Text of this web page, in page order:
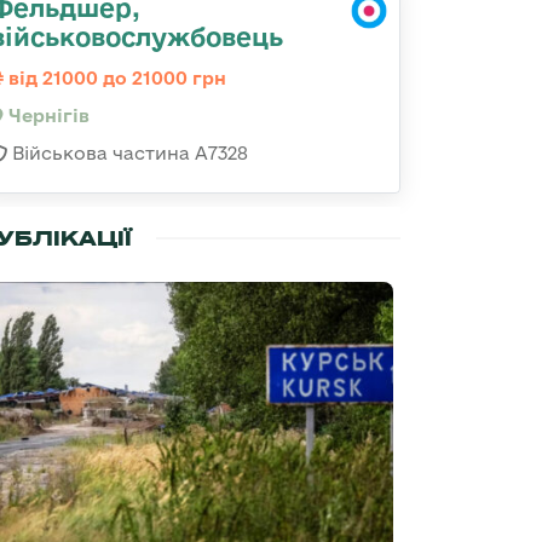
від 21000 до 21000 грн
Чернігів
Військова частина А7328